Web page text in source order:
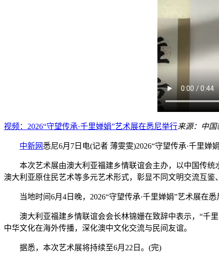
视频：2026“守望传承·千里婵娟”艺术展在悉尼举行来源：中国
中新网悉尼6月7日电(记者 薄雯雯)2026“守望传承·千里
本次艺术展由澳大利亚福建乡情联谊会主办，以中国传统
澳大利亚原住民艺术等多元艺术形式，彰显不同文明交流互鉴
当地时间6月4日晚，2026“守望传承·千里婵娟”艺术展
澳大利亚福建乡情联谊会会长林锦姗在致辞中表示，“千里
中华文化在海外传播，深化澳中文化交流与民间友谊。
据悉，本次艺术展将持续至6月22日。(完)